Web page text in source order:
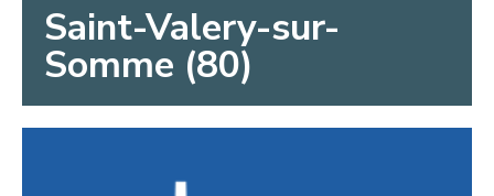
Saint-Valery-sur-
Somme (80)